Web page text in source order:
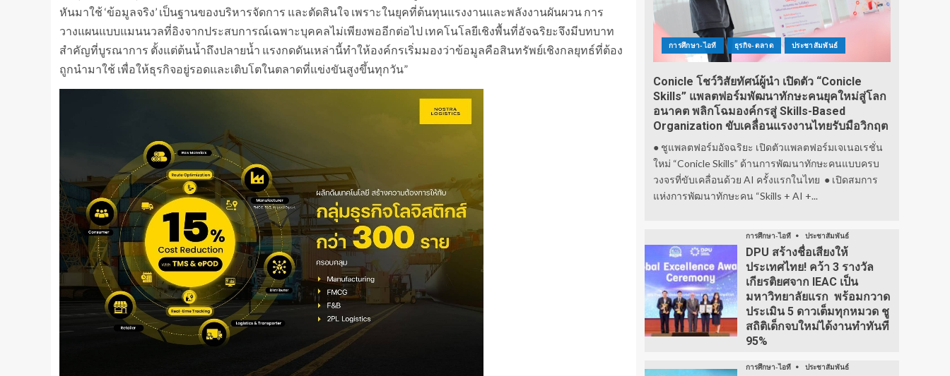
หันมาใช้ ‘ข้อมูลจริง’ เป็นฐานของบริหารจัดการ และตัดสินใจ เพราะในยุคที่ต้นทุนแรงงานและพลังงานผันผวน การ
วางแผนแบบแมนนวลที่อิงจากประสบการณ์เฉพาะบุคคลไม่เพียงพออีกต่อไป เทคโนโลยีเชิงพื้นที่อัจฉริยะจึงมีบทบาท
สำคัญที่บูรณาการ ตั้งแต่ต้นน้ำถึงปลายน้ำ แรงกดดันเหล่านี้ทำให้องค์กรเริ่มมองว่าข้อมูลคือสินทรัพย์เชิงกลยุทธ์ที่ต้อง
ถูกนำมาใช้ เพื่อให้ธุรกิจอยู่รอดและเติบโตในตลาดที่แข่งขันสูงขึ้นทุกวัน”
การศึกษา-ไอที ธุรกิจ-ตลาด ประชาสัมพันธ์
Conicle โชว์วิสัยทัศน์ผู้นำ เปิดตัว “Conicle
Skills” แพลตฟอร์มพัฒนาทักษะคนยุคใหม่สู่โลก
อนาคต พลิกโฉมองค์กรสู่ Skills-Based
Organization ขับเคลื่อนแรงงานไทยรับมือวิกฤต
● ชูแพลตฟอร์มอัจฉริยะ เปิดตัวแพลตฟอร์มเจเนอเรชั่น
ใหม่ “Conicle Skills” ด้านการพัฒนาทักษะคนแบบครบ
วงจรที่ขับเคลื่อนด้วย AI ครั้งแรกในไทย ● เปิดสมการ
แห่งการพัฒนาทักษะคน “Skills + AI +...
การศึกษา-ไอที ประชาสัมพันธ์
DPU สร้างชื่อเสียงให้
ประเทศไทย! คว้า 3 รางวัล
เกียรติยศจาก IEAC เป็น
มหาวิทยาลัยแรก พร้อมกวาด
ประเมิน 5 ดาวเต็มทุกหมวด ชู
สถิติเด็กจบใหม่ได้งานทำทันที
95%
การศึกษา-ไอที ประชาสัมพันธ์